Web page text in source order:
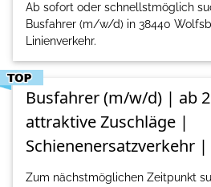
Ab sofort oder schnellstmöglich
Busfahrer (m/w/d) in 38440
Linienverkehr.
Busfahrer (m/w/d) | ab
attraktive Zuschläge |
Schienenersatzverkehr |
Zum nächstmöglichen Zeitpunkt